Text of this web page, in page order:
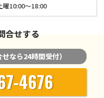
曜10:00～18:00
合せする
せなら24時間受付）
4676